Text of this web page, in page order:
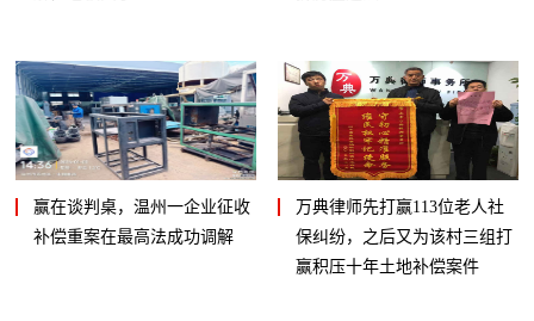
赢在谈判桌，温州一企业征收
补偿重案在最高法成功调解
万典律师先打赢113位老人社
保纠纷，之后又为该村三组打
赢积压十年土地补偿案件